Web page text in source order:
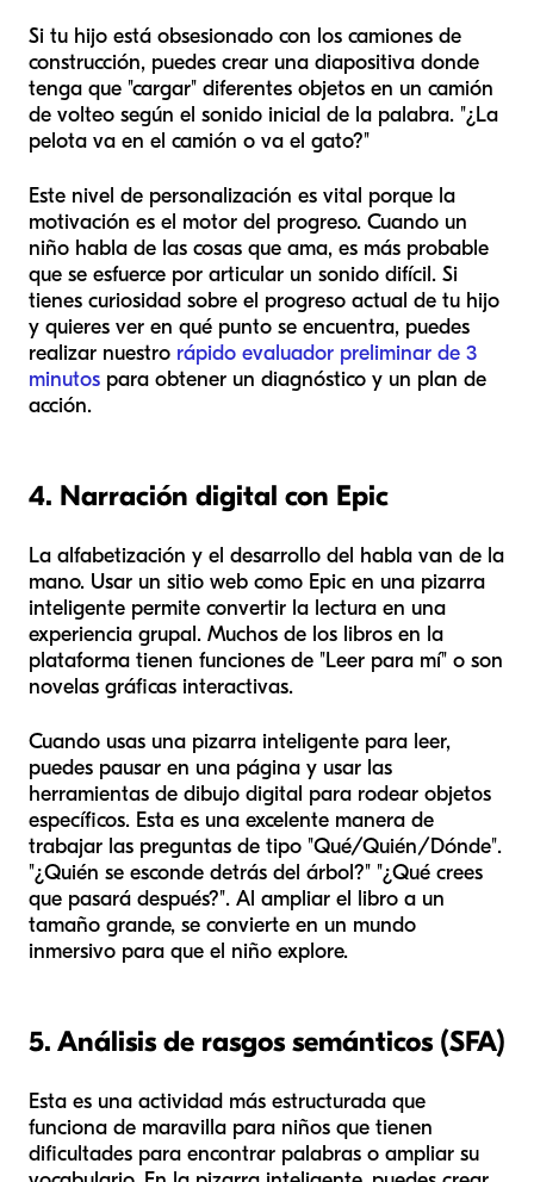
Si tu hijo está obsesionado con los camiones de
construcción, puedes crear una diapositiva donde
tenga que "cargar" diferentes objetos en un camión
de volteo según el sonido inicial de la palabra. "¿La
pelota va en el camión o va el gato?"
Este nivel de personalización es vital porque la
motivación es el motor del progreso. Cuando un
niño habla de las cosas que ama, es más probable
que se esfuerce por articular un sonido difícil. Si
tienes curiosidad sobre el progreso actual de tu hijo
y quieres ver en qué punto se encuentra, puedes
realizar nuestro rápido evaluador preliminar de 3
minutos para obtener un diagnóstico y un plan de
acción.
4. Narración digital con Epic
La alfabetización y el desarrollo del habla van de la
mano. Usar un sitio web como Epic en una pizarra
inteligente permite convertir la lectura en una
experiencia grupal. Muchos de los libros en la
plataforma tienen funciones de "Leer para mí" o son
novelas gráficas interactivas.
Cuando usas una pizarra inteligente para leer,
puedes pausar en una página y usar las
herramientas de dibujo digital para rodear objetos
específicos. Esta es una excelente manera de
trabajar las preguntas de tipo "Qué/Quién/Dónde".
"¿Quién se esconde detrás del árbol?" "¿Qué crees
que pasará después?". Al ampliar el libro a un
tamaño grande, se convierte en un mundo
inmersivo para que el niño explore.
5. Análisis de rasgos semánticos (SFA)
Esta es una actividad más estructurada que
funciona de maravilla para niños que tienen
dificultades para encontrar palabras o ampliar su